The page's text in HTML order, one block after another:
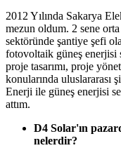
2012 Yılında Sakarya
mezun oldum. 2 sene
sektöründe şantiye şefi
fotovoltaik güneş enerjisi
proje tasarımı, proje
konularında uluslararası
Enerji ile güneş enerjisi
attım.
D4 Solar'ın
nelerdir?